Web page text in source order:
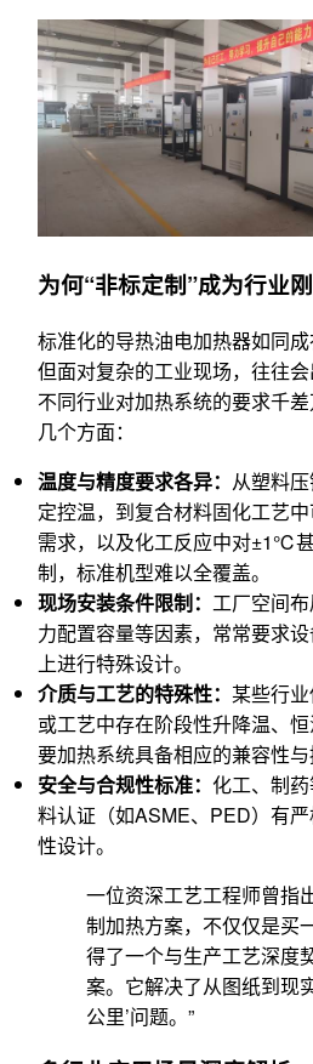
为何“非标定制”成为行业刚
标准化的导热油电加热器如同成
但面对复杂的工业现场，往往会
不同行业对加热系统的要求千
几个方面：
温度与精度要求各异： 从塑料
定控温，到复合材料固化工艺
需求，以及化工反应中对±1℃
制，标准机型难以全覆盖。
现场安装条件限制： 工厂空间
力配置容量等因素，常常要求
上进行特殊设计。
介质与工艺的特殊性： 某些行业
或工艺中存在阶段性升降温、
要加热系统具备相应的兼容性与
安全与合规性标准： 化工、制
料认证（如ASME、PED）有
性设计。
一位资深工艺工程师曾指
制加热方案，不仅仅是买
得了一个与生产工艺深度
案。它解决了从图纸到现
公里’问题。”